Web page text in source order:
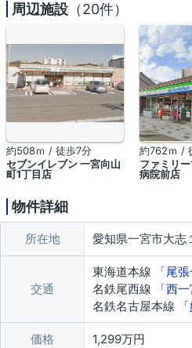
周辺施設 （20件）
約508ｍ / 徒歩7分
セブンイレブン 一宮向山
町1丁目店
約762ｍ /
ファミリ
病院前店
物件詳細
所在地 愛知県一宮市大志
交通
東海道本線 「尾
名鉄尾西線 「西一
名鉄名古屋本線 「
価格 1,299万円